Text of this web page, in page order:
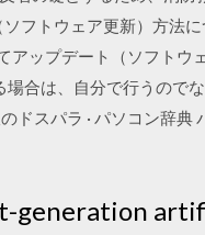
フトウェア更新）方法
ップデート（ソフトウ
合は、自分で行うので
スパラ · パソコン辞典
generation